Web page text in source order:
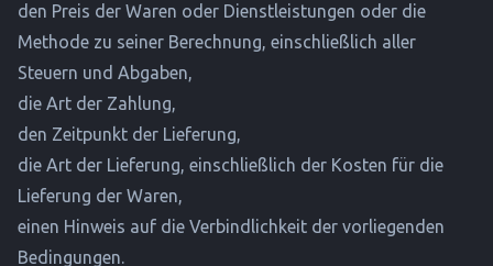
den Preis der Waren oder Dienstleistungen oder die
Methode zu seiner Berechnung, einschließlich aller
Steuern und Abgaben,
die Art der Zahlung,
den Zeitpunkt der Lieferung,
die Art der Lieferung, einschließlich der Kosten für die
Lieferung der Waren,
einen Hinweis auf die Verbindlichkeit der vorliegenden
Bedingungen.